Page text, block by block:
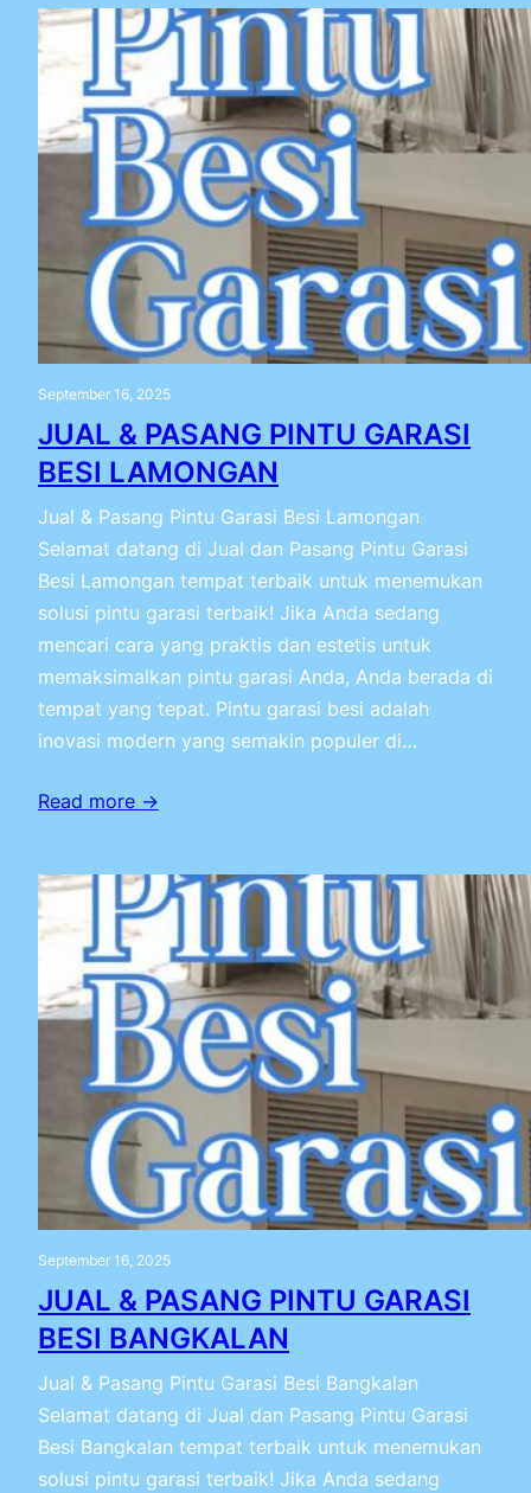
September 16, 2025
JUAL & PASANG PINTU GARASI
BESI LAMONGAN
Jual & Pasang Pintu Garasi Besi Lamongan
Selamat datang di Jual dan Pasang Pintu Garasi
Besi Lamongan tempat terbaik untuk menemukan
solusi pintu garasi terbaik! Jika Anda sedang
mencari cara yang praktis dan estetis untuk
memaksimalkan pintu garasi Anda, Anda berada di
tempat yang tepat. Pintu garasi besi adalah
inovasi modern yang semakin populer di…
Read more →
September 16, 2025
JUAL & PASANG PINTU GARASI
BESI BANGKALAN
Jual & Pasang Pintu Garasi Besi Bangkalan
Selamat datang di Jual dan Pasang Pintu Garasi
Besi Bangkalan tempat terbaik untuk menemukan
solusi pintu garasi terbaik! Jika Anda sedang